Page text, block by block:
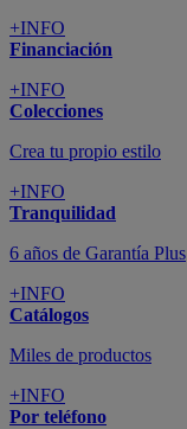
+INFO
Financiación
+INFO
Colecciones
Crea tu propio estilo
+INFO
Tranquilidad
6 años de Garantía Plus
+INFO
Catálogos
Miles de productos
+INFO
Por teléfono